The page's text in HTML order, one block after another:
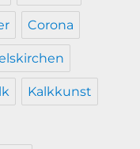
Corona
Kalkkunst